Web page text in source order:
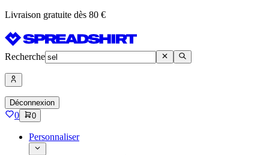
Livraison gratuite dès 80 €
Recherche
Déconnexion
0 0
Personnaliser